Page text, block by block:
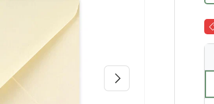
Nächste